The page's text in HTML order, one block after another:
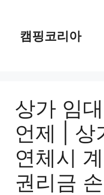
캠핑코리아
상가 임
언제 | 상
연체시
권리금